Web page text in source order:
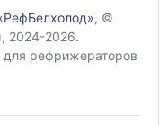
, ©
2024-2026.
для рефрижераторов